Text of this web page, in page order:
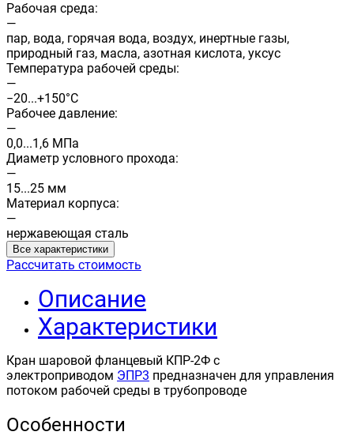
Рабочая среда:
—
пар, вода, горячая вода, воздух, инертные газы,
природный газ, масла, азотная кислота, уксус
Температура рабочей среды:
—
−20...+150°С
Рабочее давление:
—
0,0...1,6 МПа
Диаметр условного прохода:
—
15...25 мм
Материал корпуса:
—
нержавеющая сталь
Все характеристики
Рассчитать стоимость
Описание
Характеристики
Кран шаровой фланцевый КПР-2Ф с
электроприводом ЭПР3 предназначен для управления
потоком рабочей среды в трубопроводе
Особенности